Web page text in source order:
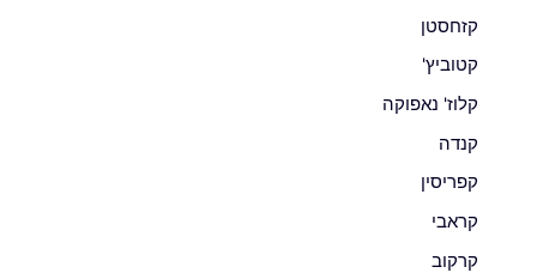
קזחסטן
קטוביץ'
קלוז' נאפוקה
קנדה
קפריסין
קראבי
קרקוב